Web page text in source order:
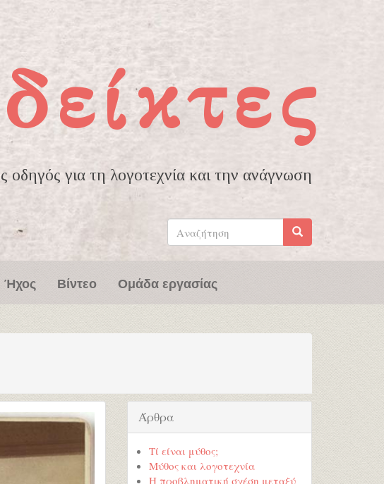
οδηγός για τη λογοτεχνία και την ανάγνωση
Φόρμα
αναζήτησης
Αναζήτηση
Ήχος Βίντεο Ομάδα εργασίας
Άρθρα
Τί είναι μύθος;
Μύθος και λογοτεχνία
Η προβληματική σχέση μεταξύ